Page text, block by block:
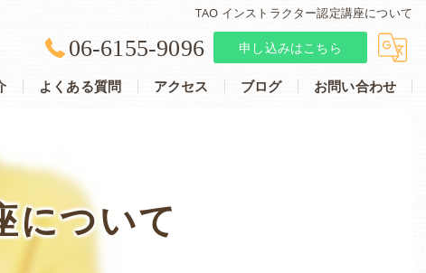
TAO インストラクター認定講座について
06-6155-9096 申し込みはこちら
ォー・ヘルス)セッション
よくある質問 アクセス ブログ お問い合わせ
について